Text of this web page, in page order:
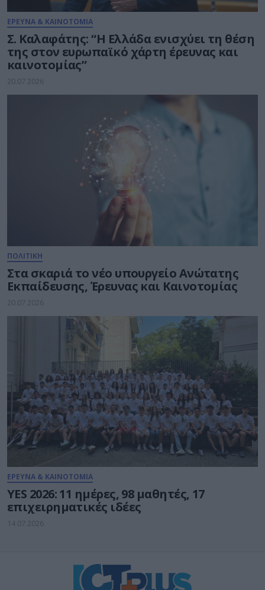
ΕΡΕΥΝΑ & ΚΑΙΝΟΤΟΜΙΑ
Σ. Καλαφάτης: “Η Ελλάδα ενισχύει τη θέση
της στον ευρωπαϊκό χάρτη έρευνας και
καινοτομίας”
20.07.2026
ΠΟΛΙΤΙΚΗ
Στα σκαριά το νέο υπουργείο Ανώτατης
Εκπαίδευσης, Έρευνας και Καινοτομίας
20.07.2026
ΕΡΕΥΝΑ & ΚΑΙΝΟΤΟΜΙΑ
YES 2026: 11 ημέρες, 98 μαθητές, 17
επιχειρηματικές ιδέες
14.07.2026